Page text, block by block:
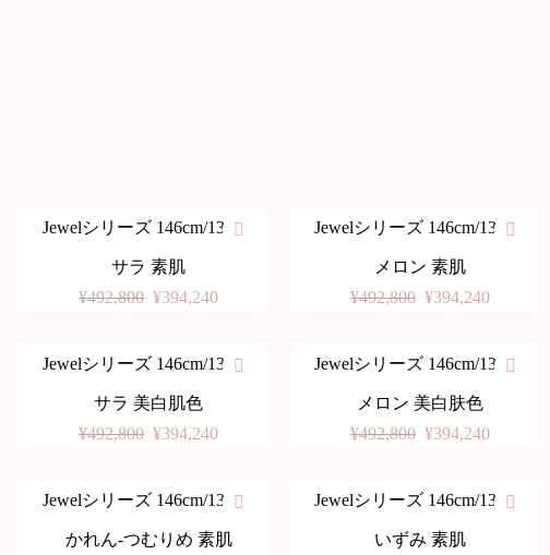
-20%
Jewelシリーズ 146cm/136cm
サラ 素肌
¥492,800 ¥394,240
-20%
Jewelシリーズ 146cm/136cm
メロン 素肌
¥492,800 ¥394,240
-20%
Jewelシリーズ 146cm/136cm
サラ 美白肌色
¥492,800 ¥394,240
-20%
Jewelシリーズ 146cm/136cm
メロン 美白肤色
¥492,800 ¥394,240
-20%
Jewelシリーズ 146cm/136cm
かれん-つむりめ 素肌
-20%
Jewelシリーズ 146cm/136cm
いずみ 素肌